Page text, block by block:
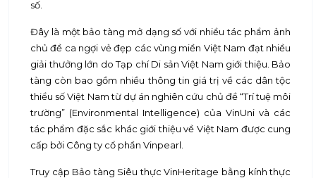
số.
Đây là một bảo tàng mở dạng số với nhiều tác phẩm ảnh
chủ đề ca ngợi vẻ đẹp các vùng miền Việt Nam đạt nhiều
giải thưởng lớn do Tạp chí Di sản Việt Nam giới thiệu. Bảo
tàng còn bao gồm nhiều thông tin giá trị về các dân tộc
thiểu số Việt Nam từ dự án nghiên cứu chủ đề “Trí tuệ môi
trường” (Environmental Intelligence) của VinUni và các
tác phẩm đặc sắc khác giới thiệu về Việt Nam được cung
cấp bởi Công ty cổ phần Vinpearl.
Truy cập Bảo tàng Siêu thực VinHeritage bằng kính thực